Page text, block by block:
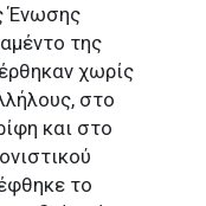
Ένωσης
της
χωρίς
στο
και στο
το